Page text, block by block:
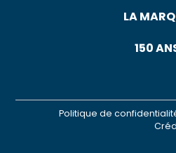
LA
150
Politique de